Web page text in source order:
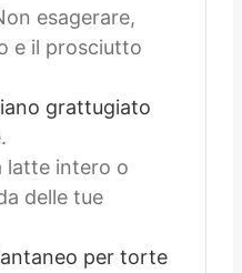
esagerare,
e il prosciutto
grattugiato
latte intero o
delle tue
per torte